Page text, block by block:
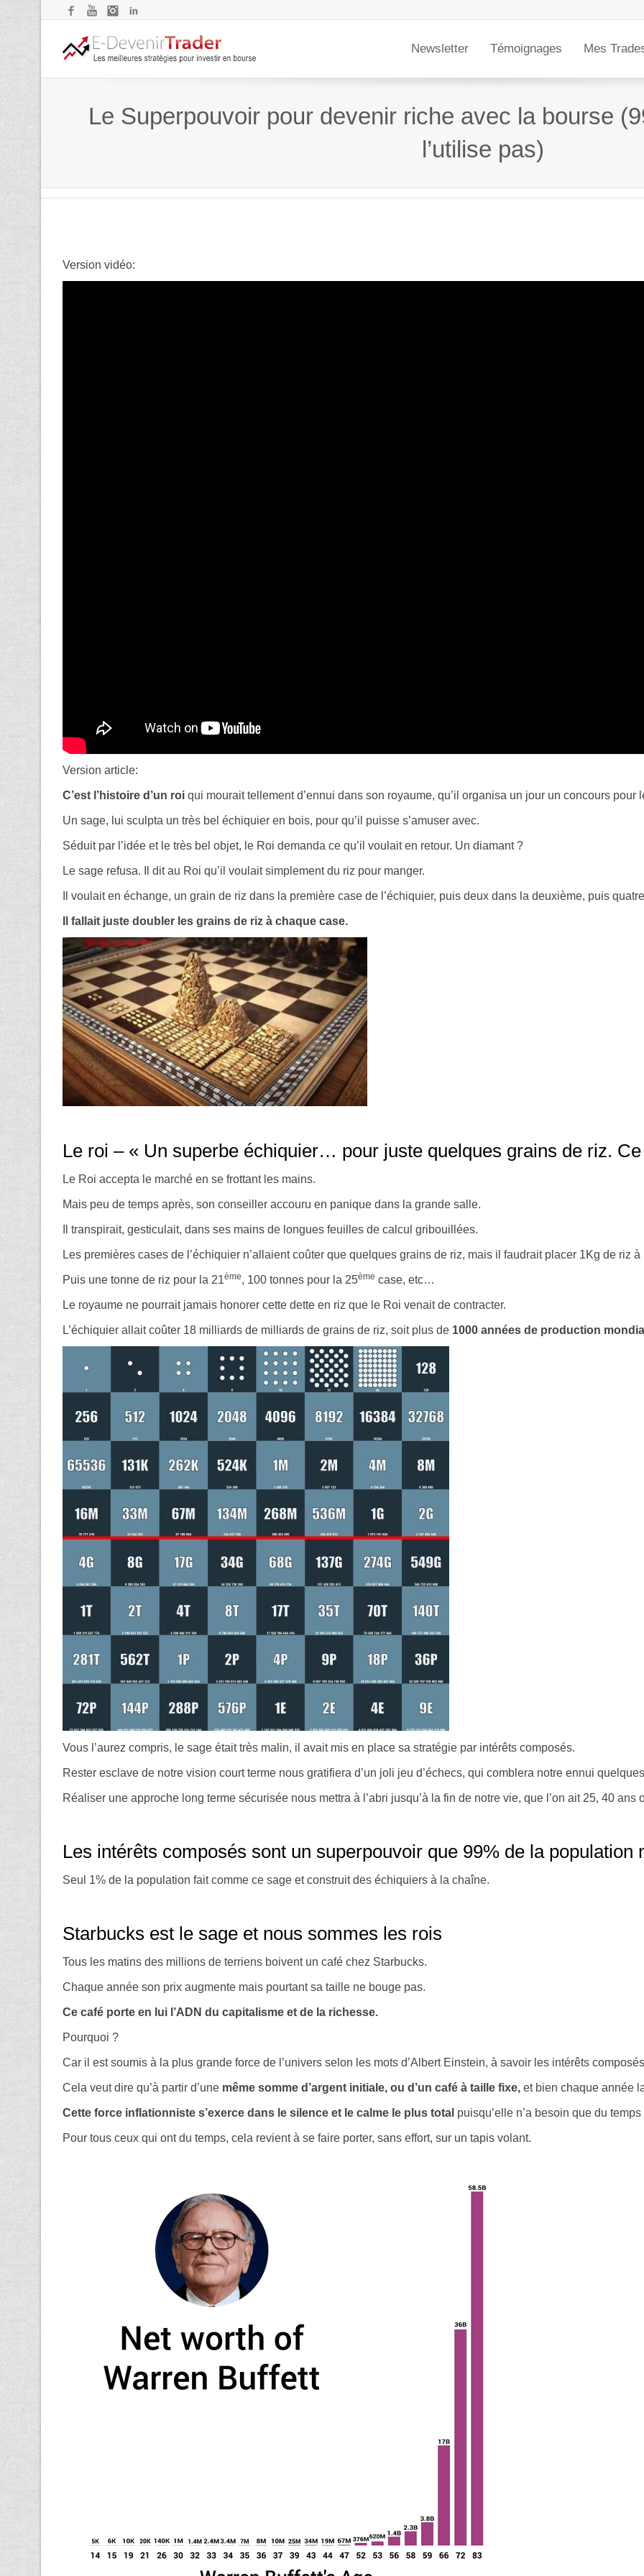
FacebookYouTubeInstagram
Newsletter Témoignages Mes
Le Superpouvoir pour devenir riche avec la bourse
l’utilise pas)
Version vidéo:
Version article:
C’est l’histoire d’un roi qui mourait tellement d’ennui dans son royaume, qu’il organisa un jour un concours pour
Un sage, lui sculpta un très bel échiquier en bois, pour qu’il puisse s’amuser avec.
Séduit par l’idée et le très bel objet, le Roi demanda ce qu’il voulait en retour. Un diamant ?
Le sage refusa. Il dit au Roi qu’il voulait simplement du riz pour manger.
Il voulait en échange, un grain de riz dans la première case de l’échiquier, puis deux dans la deuxième, puis
Il fallait juste doubler les grains de riz à chaque case.
Le roi – « Un superbe échiquier… pour juste quelques grains de riz.
Le Roi accepta le marché en se frottant les mains.
Mais peu de temps après, son conseiller accouru en panique dans la grande salle.
Il transpirait, gesticulait, dans ses mains de longues feuilles de calcul gribouillées.
Les premières cases de l’échiquier n’allaient coûter que quelques grains de riz, mais il faudrait placer 1Kg de riz à
Puis une tonne de riz pour la 21ème, 100 tonnes pour la 25ème case, etc…
Le royaume ne pourrait jamais honorer cette dette en riz que le Roi venait de contracter.
L’échiquier allait coûter 18 milliards de milliards de grains de riz, soit plus de 1000 années de production
Vous l’aurez compris, le sage était très malin, il avait mis en place sa stratégie par intérêts composés.
Rester esclave de notre vision court terme nous gratifiera d’un joli jeu d’échecs, qui comblera notre ennui
Réaliser une approche long terme sécurisée nous mettra à l’abri jusqu’à la fin de notre vie, que l’on ait 25, 40 ans
Les intérêts composés sont un superpouvoir que 99% de la population
Seul 1% de la population fait comme ce sage et construit des échiquiers à la chaîne.
Starbucks est le sage et nous sommes les rois
Tous les matins des millions de terriens boivent un café chez Starbucks.
Chaque année son prix augmente mais pourtant sa taille ne bouge pas.
Ce café porte en lui l’ADN du capitalisme et de la richesse.
Pourquoi ?
Car il est soumis à la plus grande force de l’univers selon les mots d’Albert Einstein, à savoir les intérêts
Cela veut dire qu’à partir d’une même somme d’argent initiale, ou d’un café à taille fixe, et bien chaque année
Cette force inflationniste s’exerce dans le silence et le calme le plus total puisqu’elle n’a besoin que du temps
Pour tous ceux qui ont du temps, cela revient à se faire porter, sans effort, sur un tapis volant.